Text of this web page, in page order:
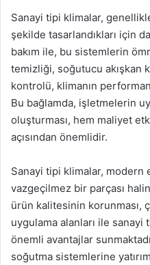
Sanayi tipi klimalar,
şekilde tasarlandıkları için
bakım ile, bu sistemlerin
temizliği, soğutucu akışkan
kontrolü, klimanın
Bu bağlamda, işletmelerin
oluşturması, hem maliyet
açısından önemlidir.
Sanayi tipi klimalar,
vazgeçilmez bir parçası
ürün kalitesinin korunması,
uygulama alanları ile
önemli avantajlar
soğutma sistemlerine